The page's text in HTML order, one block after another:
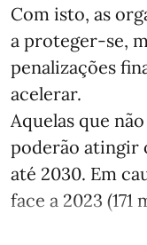
Com isto, as
a proteger-se,
penalizações
acelerar.
Aquelas que
poderão atingir
até 2030. Em
face a 2023 (171